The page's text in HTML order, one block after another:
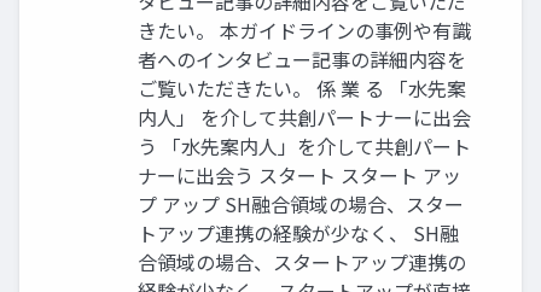
きたい。 本ガイドラインの事例や有識
者へのインタビュー記事の詳細内容を
ご覧いただきたい。 係 業 る 「水先案
内人」 を介して共創パートナーに出会
う 「水先案内人」を介して共創パート
ナーに出会う スタート スタート アッ
プ アップ SH融合領域の場合、スター
トアップ連携の経験が少なく、 SH融
合領域の場合、スタートアップ連携の